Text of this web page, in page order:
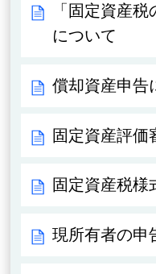
「固定資産
について
償却資産申告
固定資産評価
固定資産税様
現所有者の申